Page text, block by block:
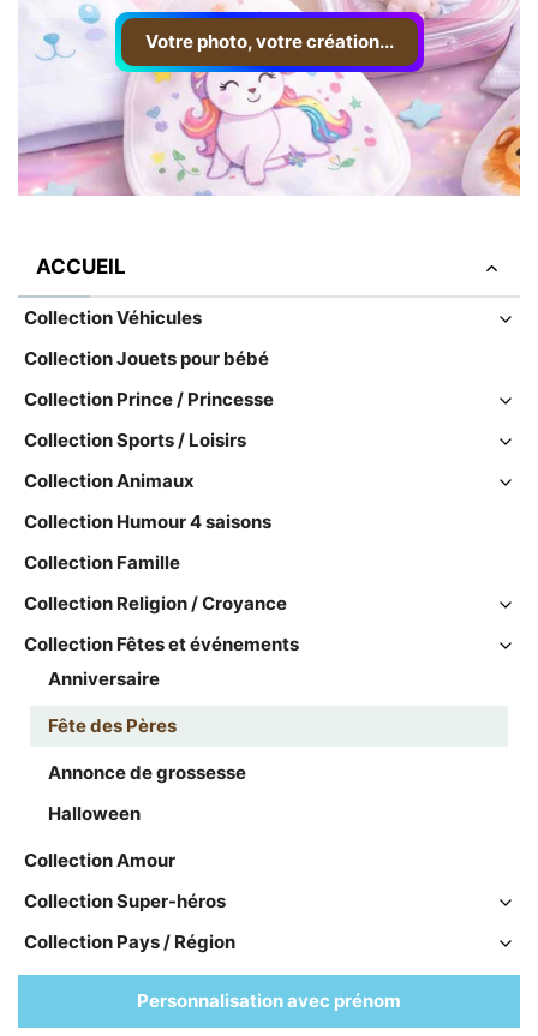
Votre photo, votre création...
ACCUEIL
Collection Véhicules
Collection Jouets pour bébé
Collection Prince / Princesse
Collection Sports / Loisirs
Collection Animaux
Collection Humour 4 saisons
Collection Famille
Collection Religion / Croyance
Collection Fêtes et événements
Anniversaire
Fête des Pères
Annonce de grossesse
Halloween
Collection Amour
Collection Super-héros
Collection Pays / Région
Personnalisation avec prénom